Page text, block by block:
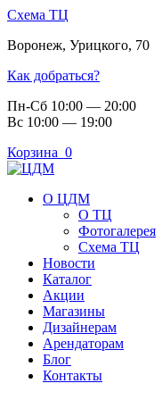
Схема ТЦ
Воронеж, Урицкого, 70
Как добраться?
Пн-Сб 10:00 — 20:00
Вс 10:00 — 19:00
Корзина 0
О ЦДМ
О ТЦ
Фотогалерея
Схема ТЦ
Новости
Каталог
Акции
Магазины
Дизайнерам
Арендаторам
Блог
Контакты